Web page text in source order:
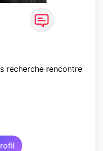
recherche rencontre